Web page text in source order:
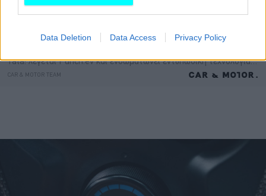
Data Deletion Data Access Privacy Policy